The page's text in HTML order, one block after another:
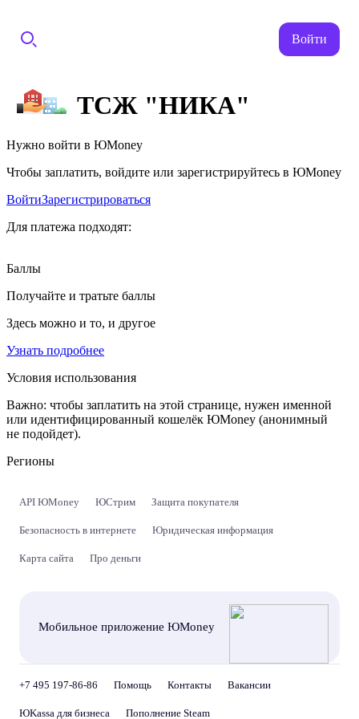
Войти
ТСЖ "НИКА"
Нужно войти в ЮMoney
Чтобы заплатить, войдите или зарегистрируйтесь в ЮMoney
ВойтиЗарегистрироваться
Для платежа подходят:
Баллы
Получайте и тратьте баллы
Здесь можно и то, и другое
Узнать подробнее
Условия использования
Важно: чтобы заплатить на этой странице, нужен именной
или идентифицированный кошелёк ЮMoney (анонимный
не подойдет).
Регионы
API ЮMoney ЮСтрим Защита покупателя
Безопасность в интернете Юридическая информация
Карта сайта Про деньги
Мобильное приложение ЮMoney
+7 495 197-86-86 Помощь Контакты Вакансии
ЮKassa для бизнеса Пополнение Steam